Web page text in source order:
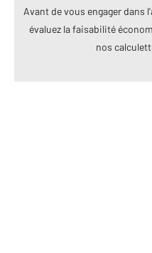
Avant de vous engager dans
évaluez la faisabilité
nos